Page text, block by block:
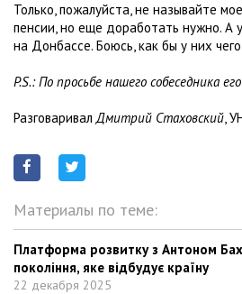
Только, пожалуйста, не называйте
пенсии, но еще доработать нужно. А
на Донбассе. Боюсь, как бы у них
P.S.: По просьбе нашего собеседника
РазговаривалДмитрий Стаховский,
Материалы по теме:
Платформа розвитку з Антоном
покоління, яке відбудує країну
22 декабря 2025